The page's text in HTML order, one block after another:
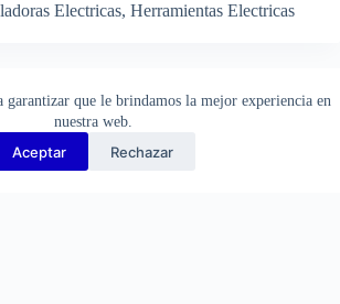
garantizar que le brindamos la mejor experiencia en
nuestra web.
Aceptar Rechazar
Electricas, Herramientas Electricas